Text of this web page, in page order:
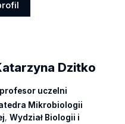
Dzitko
profesor uczelni
Mikrobiologii
,Wydział Biologii i